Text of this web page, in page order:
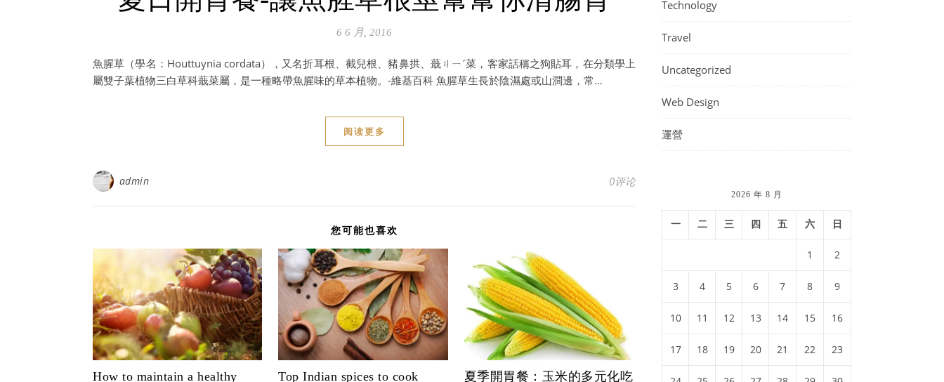
6 6 月, 2016
魚腥草（學名：Houttuynia cordata），又名折耳根、截兒根、豬鼻拱、蕺ㄐㄧˊ菜，客家話稱之狗貼耳，在分類學上
屬雙子葉植物三白草科蕺菜屬，是一種略帶魚腥味的草本植物。-維基百科 魚腥草生長於陰濕處或山澗邊，常…
阅读更多
admin 0评论
您可能也喜欢
How to maintain a healthy Top Indian spices to cook 夏季開胃餐：玉米的多元化吃
Technology
Travel
Uncategorized
Web Design
運營
2026 年 8 月
一 二 三 四 五 六 日
1 2
3 4 5 6 7 8 9
10 11 12 13 14 15 16
17 18 19 20 21 22 23